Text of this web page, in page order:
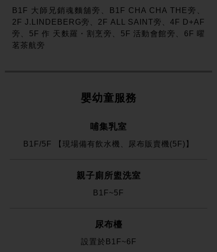
B1F 大師兄銷魂麵舖旁、B1F CHA CHA THE旁、
2F J.LINDEBERG旁、2F ALL SAINT旁、4F D+AF
旁、5F 作 天麩羅・割烹旁、5F 活動會館旁、6F 曜
茗茶航旁
嬰幼童服務
哺集乳室
B1F/5F 【現場備有飲水機、尿布販賣機(5F)】
親子廁所盥洗室
B1F~5F
尿布檯
設置於B1F~6F